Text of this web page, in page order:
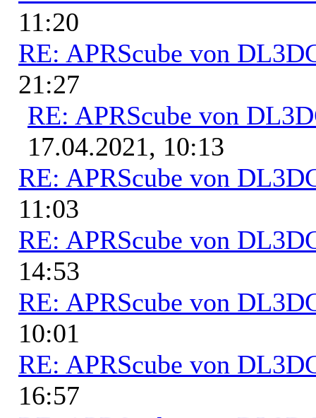
11:20
RE: APRScube von
21:27
RE: APRScube von
17.04.2021, 10:13
RE: APRScube von
11:03
RE: APRScube von
14:53
RE: APRScube von
10:01
RE: APRScube von
16:57